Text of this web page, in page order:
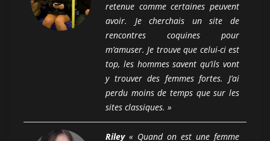
retenue comme certaines peuvent
avoir. Je cherchais un site de
rencontres coquines pour
m’amuser. Je trouve que celui-ci est
top, les hommes savent qu’ils vont
y trouver des femmes fortes. J’ai
perdu moins de temps que sur les
sites classiques. »
Riley « Quand on est une femme